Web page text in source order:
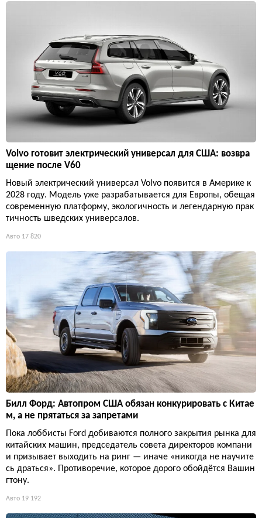
Volvo готовит электрический универсал для США: возвра
щение после V60
Новый электрический универсал Volvo появится в Америке к
2028 году. Модель уже разрабатывается для Европы, обещая
современную платформу, экологичность и легендарную прак
тичность шведских универсалов.
Авто 17 820
Билл Форд: Автопром США обязан конкурировать с Китае
м, а не прятаться за запретами
Пока лоббисты Ford добиваются полного закрытия рынка для
китайских машин, председатель совета директоров компани
и призывает выходить на ринг — иначе «никогда не научите
сь драться». Противоречие, которое дорого обойдётся Вашин
гтону.
Авто 19 192